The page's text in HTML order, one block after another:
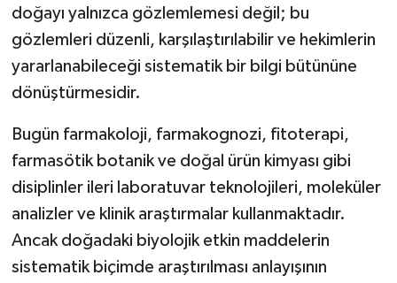
doğayı yalnızca gözlemlemesi değil; bu
gözlemleri düzenli, karşılaştırılabilir ve hekimlerin
yararlanabileceği sistematik bir bilgi bütününe
dönüştürmesidir.
Bugün farmakoloji, farmakognozi, fitoterapi,
farmasötik botanik ve doğal ürün kimyası gibi
disiplinler ileri laboratuvar teknolojileri, moleküler
analizler ve klinik araştırmalar kullanmaktadır.
Ancak doğadaki biyolojik etkin maddelerin
sistematik biçimde araştırılması anlayışının